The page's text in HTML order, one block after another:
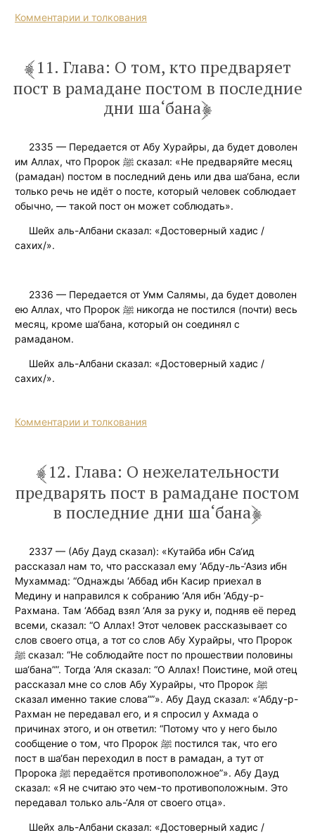
Комментарии и толкования
11. Глава: О том, кто предваряет
пост в рамадане постом в последние
дни ша‘бана
2335 — Передается от Абу Хурайры, да будет доволен
им Аллах, что Пророк ﷺ сказал: «Не предваряйте месяц
(рамадан) постом в последний день или два ша‘бана, если
только речь не идёт о посте, который человек соблюдает
обычно, — такой пост он может соблюдать».
Шейх аль-Албани сказал: «Достоверный хадис /
сахих/».
2336 — Передается от Умм Салямы, да будет доволен
ею Аллах, что Пророк ﷺ никогда не постился (почти) весь
месяц, кроме ша‘бана, который он соединял с
рамаданом.
Шейх аль-Албани сказал: «Достоверный хадис /
сахих/».
Комментарии и толкования
12. Глава: О нежелательности
предварять пост в рамадане постом
в последние дни ша‘бана
2337 — (Абу Дауд cказал): «Кутайба ибн Са‘ид
рассказал нам то, что рассказал ему ‘Абду-ль-‘Азиз ибн
Мухаммад: “Однажды ‘Аббад ибн Касир приехал в
Медину и направился к собранию ‘Аля ибн ‘Абду-р-
Рахмана. Там ‘Аббад взял ‘Аля за руку и, подняв её перед
всеми, сказал: “О Аллах! Этот человек рассказывает со
слов своего отца, а тот со слов Абу Хурайры, что Пророк
ﷺ сказал: “Не соблюдайте пост по прошествии половины
ша‘бана””. Тогда ‘Аля сказал: “О Аллах! Поистине, мой отец
рассказал мне со слов Абу Хурайры, что Пророк ﷺ
сказал именно такие слова””». Абу Дауд сказал: «‘Абду-р-
Рахман не передавал его, и я спросил у Ахмада о
причинах этого, и он ответил: “Потому что у него было
сообщение о том, что Пророк ﷺ постился так, что его
пост в ша‘бан переходил в пост в рамадан, а тут от
Пророка ﷺ передаётся противоположное”». Абу Дауд
сказал: «Я не считаю это чем-то противоположным. Это
передавал только аль-‘Аля от своего отца».
Шейх аль-Албани сказал: «Достоверный хадис /